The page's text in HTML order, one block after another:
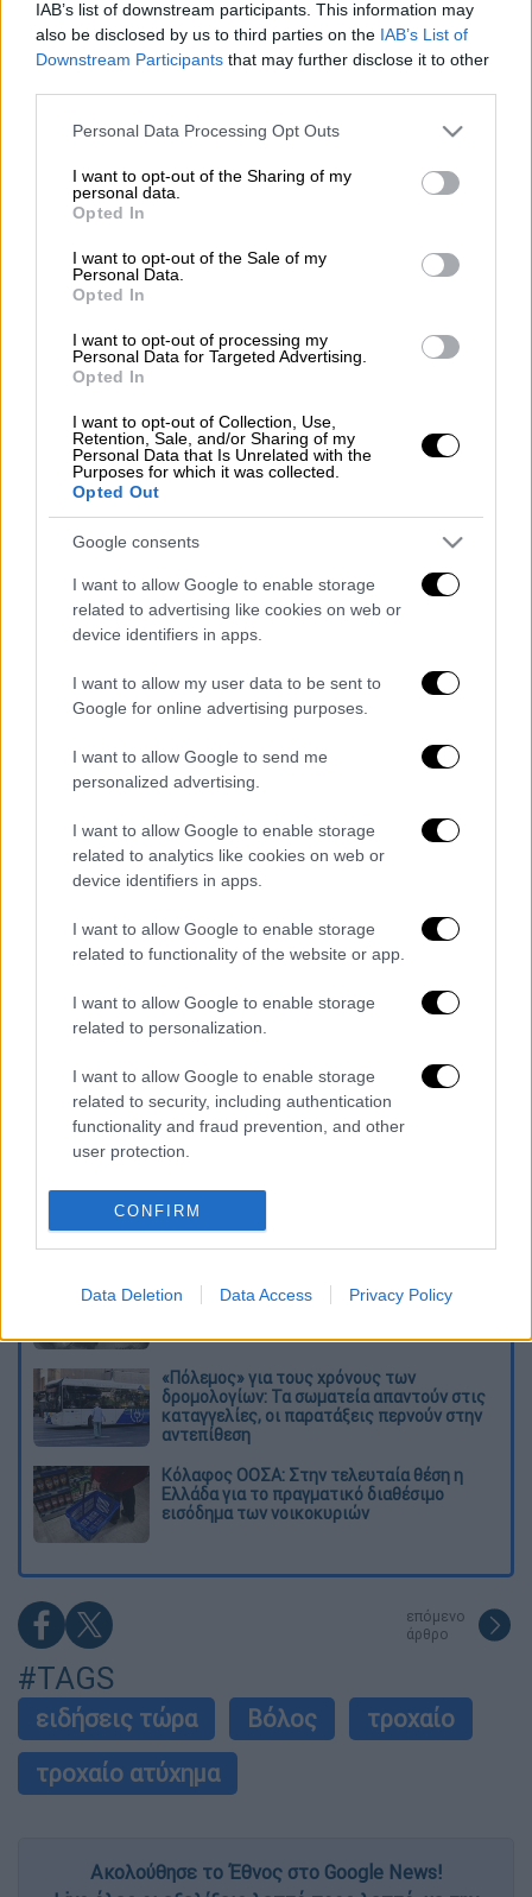
IAB’s list of downstream participants. This information may
also be disclosed by us to third parties on the IAB’s List of
Downstream Participants that may further disclose it to other
Please note that this website/app uses one or more Google
not limited to your visit or usage behaviour. You may click to
grant or deny consent to Google and its third-party tags to
use your data for below specified purposes in below Google
consent section.
Personal Data Processing Opt Outs
I want to opt-out of the Sharing of my
personal data.
Opted In
I want to opt-out of the Sale of my
Personal Data.
Opted In
I want to opt-out of processing my
Personal Data for Targeted Advertising.
Opted In
I want to opt-out of Collection, Use,
Retention, Sale, and/or Sharing of my
Personal Data that Is Unrelated with the
Purposes for which it was collected.
Opted Out
Google consents
I want to allow Google to enable storage
related to advertising like cookies on web or
device identifiers in apps.
I want to allow my user data to be sent to
Google for online advertising purposes.
I want to allow Google to send me
personalized advertising.
I want to allow Google to enable storage
related to analytics like cookies on web or
device identifiers in apps.
I want to allow Google to enable storage
related to functionality of the website or app.
I want to allow Google to enable storage
related to personalization.
I want to allow Google to enable storage
related to security, including authentication
functionality and fraud prevention, and other
user protection.
CONFIRM
Data Deletion Data Access Privacy Policy
έπεσαν πάνω σε δύο παρκαρισμένα οχήματα.
τραυματίστηκαν
λίγα δευτερόλεπτα νωρίτερα, περνούσε από
το σημείο της σύγκρουσης, ένας ποδηλάτης,
σύμφωνα με το
Από τη σύγκρουση οι δύο οδηγοί
μεταφέρθηκαν τραυματισμένοι στο
νοσοκομείοτου Βόλου και τέσσερα ΙΧ
υπέστησαν μεγάλες υλικές ζημιές.
ΟΛΕΣ ΟΙ ΕΙΔΗΣΕΙΣ
Το ΠΑΣΟΚ-ΚΙΝΑΛ κατέθεσε αίτημα για
άμεση σύγκληση της Επιτροπής Θεσμών
καταθέσουν πέντε πρόσωπα
Οργή στις ΗΠΑ για νέο επεισόδιο
αστυνομικής βίας: Άγριος ξυλοδαρμός
συλληφθέντα από τρεις αστυνομικούς
Φόροι: Οδικός χάρτης για 6 νέες
μειώσεις – Το κυβερνητικό σχέδιο
Ποια κρίση; Η πετρελαιοπηγή στο
προβλήματα
Διαβάστε ακόμη
λίγες ώρες - Γιατί προβληματίζονται οι
επιστήμονες
Σαν το τρομακτικό It: 15χρονο ντυμένος
κλόουν μαχαίρωσε μέχρι θανάτου
«Πόλεμος» για τους χρόνους των
δρομολογίων: Τα σωματεία απαντούν στις
καταγγελίες, οι παρατάξεις περνούν στην
αντεπίθεση
Κόλαφος ΟΟΣΑ: Στην τελευταία θέση η
Ελλάδα για το πραγματικό διαθέσιμο
εισόδημα των νοικοκυριών
επόμενο
άρθρο
#TAGS
ειδήσεις τώρα Βόλος
τροχαίο
τροχαίο ατύχημα
Ακολούθησε το Έθνος στο Google News!